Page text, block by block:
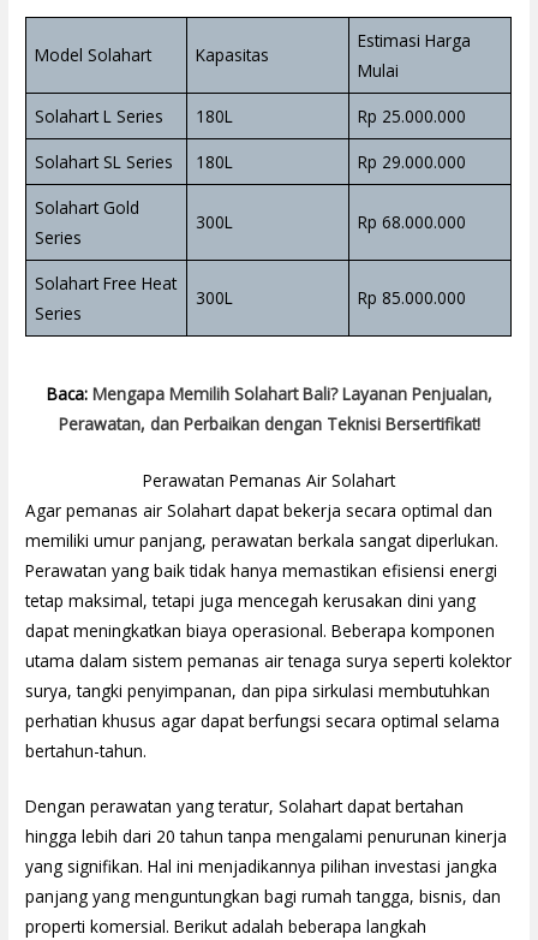
Model Solahart Kapasitas
Estimasi Harga
Mulai
Solahart L Series
180L
Rp 25.000.000
Solahart SL Series
180L
Rp 29.000.000
Solahart Gold
Series
300L Rp 68.000.000
Solahart Free Heat
Series
300L Rp 85.000.000
Baca: Mengapa Memilih Solahart Bali? Layanan Penjualan,
Perawatan, dan Perbaikan dengan Teknisi Bersertifikat!
Perawatan Pemanas Air Solahart
Agar pemanas air Solahart dapat bekerja secara optimal dan
memiliki umur panjang, perawatan berkala sangat diperlukan.
Perawatan yang baik tidak hanya memastikan efisiensi energi
tetap maksimal, tetapi juga mencegah kerusakan dini yang
dapat meningkatkan biaya operasional. Beberapa komponen
utama dalam sistem pemanas air tenaga surya seperti kolektor
surya, tangki penyimpanan, dan pipa sirkulasi membutuhkan
perhatian khusus agar dapat berfungsi secara optimal selama
bertahun-tahun.
Dengan perawatan yang teratur, Solahart dapat bertahan
hingga lebih dari 20 tahun tanpa mengalami penurunan kinerja
yang signifikan. Hal ini menjadikannya pilihan investasi jangka
panjang yang menguntungkan bagi rumah tangga, bisnis, dan
properti komersial. Berikut adalah beberapa langkah